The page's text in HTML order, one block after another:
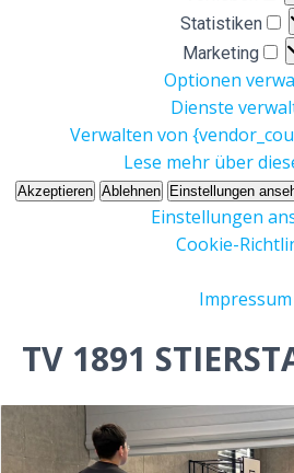
Statistiken
Marketing
Optionen
Dienste
Verwalten von
Lese mehr über
Akzeptieren Ablehnen Einstellungen
Einstellungen
Cookie-
Impressum
Inhalt
TV 1891